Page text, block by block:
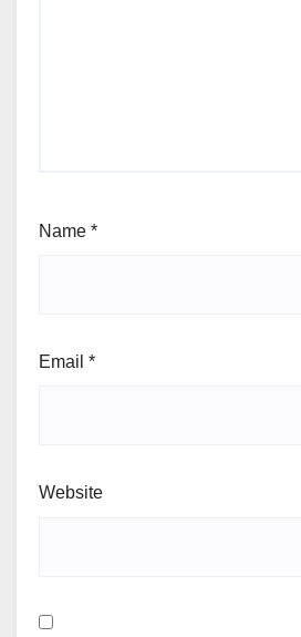
Name *
Email *
Website